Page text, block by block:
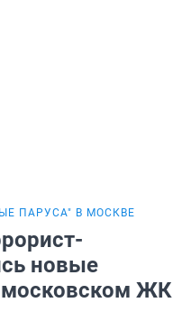
ПАРУСА" В МОСКВЕ
новые
московском ЖК